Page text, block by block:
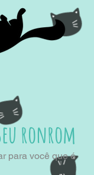
ronrom
para você que é